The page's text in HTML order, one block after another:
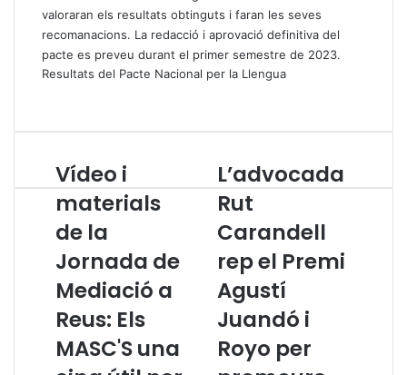
valoraran els resultats obtinguts i faran les seves
recomanacions. La redacció i aprovació definitiva del
pacte es preveu durant el primer semestre de 2023.
Resultats del Pacte Nacional per la Llengua
V
í
d
e
i
m
a
e
r
Vídeo i
materials
de la
Jornada de
Mediació a
Reus: Els
MASC'S una
L
’
a
d
o
c
a
d
a
R
L’advocada
Rut
Carandell
rep el Premi
Agustí
Juandó i
Royo per